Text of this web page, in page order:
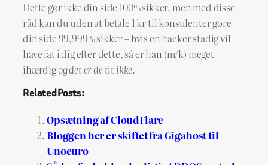
Dette gør ikke din side 100% sikker, men med disse
råd kan du uden at betale 1 kr til konsulenter gøre
din side 99,999% sikker – hvis en hacker stadig vil
have fat i dig efter dette, så er han (m/k) meget
ihærdigog det er de tit ikke.
Related Posts:
Opsætning af CloudFlare
Bloggen her er skiftet fra Gigahost til
Unoeuro